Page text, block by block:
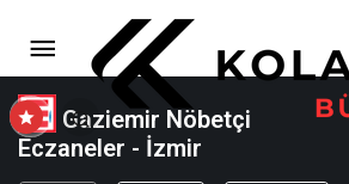
Gaziemir Nöbetçi
Eczaneler - İzmir